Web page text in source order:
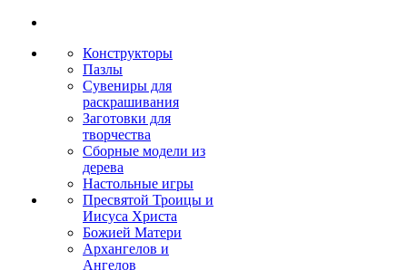
Конструкторы
Пазлы
Сувениры для
раскрашивания
Заготовки для
творчества
Сборные модели из
дерева
Настольные игры
Пресвятой Троицы и
Иисуса Христа
Божией Матери
Архангелов и
Ангелов